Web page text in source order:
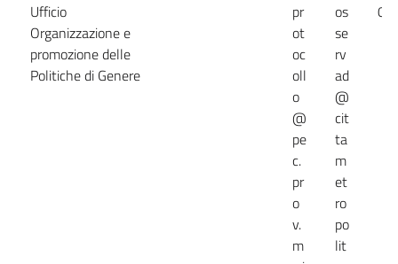
Ufficio
Organizzazione e
promozione delle
Politiche di Genere
pr
ot
oc
oll
o
@
pe
c.
pr
o
v.
m
os
se
rv
ad
@
cit
ta
m
et
ro
po
lit